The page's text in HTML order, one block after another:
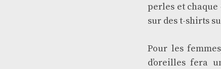
perles et
sur des t-shirts
Pour les
d’oreilles fera